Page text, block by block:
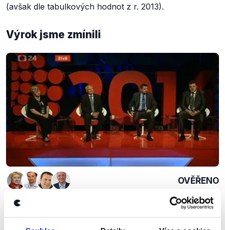
(avšak dle tabulkových hodnot z r. 2013).
Výrok jsme zmínili
OVĚŘENO
Volby 2014 - Ostrava (2. část)
11. září 2014